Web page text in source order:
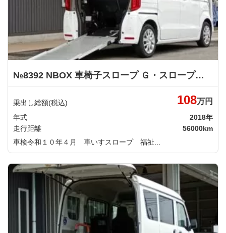
№8392 NBOX 車椅子スロープ Ｇ・スロープホンダセンシング ホンダ
乗出し総額(税込) 108万円
年式
2018年
走行距離
56000km
車検令和１０年４月 車いすスロープ 福祉...